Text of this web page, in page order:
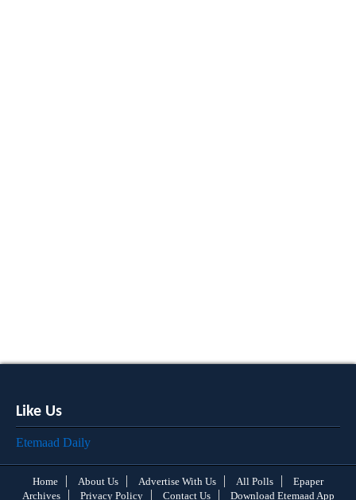
Like Us
Etemaad Daily
Home About Us Advertise With Us All Polls
Epaper
Archives
Privacy Policy Contact Us Download Etemaad App